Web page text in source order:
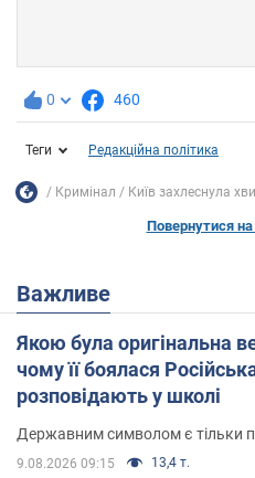
0 460
Теги Редакційна політика
Кримінал Київ захлеснула
Повернутися на
Важливе
Якою була оригінальна
чому її боялася
розповідають у школі
Державним символом є тільки
9.08.2026 09:15 13,4 т.